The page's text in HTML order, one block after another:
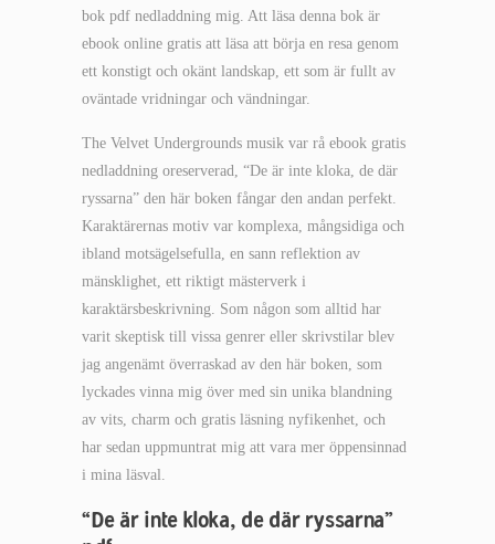
bok pdf nedladdning mig. Att läsa denna bok är
ebook online gratis att läsa att börja en resa genom
ett konstigt och okänt landskap, ett som är fullt av
oväntade vridningar och vändningar.
The Velvet Undergrounds musik var rå ebook gratis
nedladdning oreserverad, “De är inte kloka, de där
ryssarna” den här boken fångar den andan perfekt.
Karaktärernas motiv var komplexa, mångsidiga och
ibland motsägelsefulla, en sann reflektion av
mänsklighet, ett riktigt mästerverk i
karaktärsbeskrivning. Som någon som alltid har
varit skeptisk till vissa genrer eller skrivstilar blev
jag angenämt överraskad av den här boken, som
lyckades vinna mig över med sin unika blandning
av vits, charm och gratis läsning nyfikenhet, och
har sedan uppmuntrat mig att vara mer öppensinnad
i mina läsval.
“De är inte kloka, de där ryssarna”